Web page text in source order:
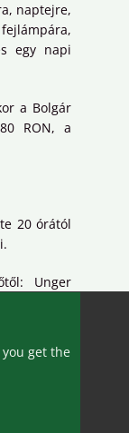
naptejre,
egy napi
a Bolgár
RON, a
20 órától
Unger
get the